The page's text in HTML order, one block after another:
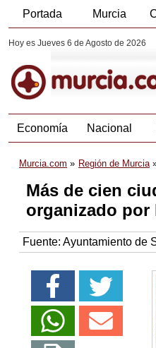
Portada Murcia
Hoy es Jueves 6 de Agosto de 2026
Economía Nacional
Murcia.com Región de Murcia
Más de cien
organizado por
Fuente: Ayuntamiento de